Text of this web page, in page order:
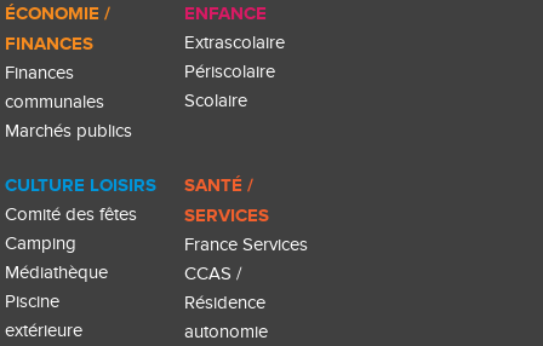
ÉCONOMIE /
FINANCES
Finances
communales
Marchés publics
ENFANCE
Extrascolaire
Périscolaire
Scolaire
CULTURE LOISIRS
Comité des fêtes
Camping
Médiathèque
Piscine
extérieure
SANTÉ /
SERVICES
France Services
CCAS /
Résidence
autonomie